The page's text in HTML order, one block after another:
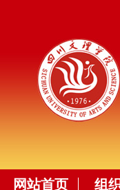
网站首页 组